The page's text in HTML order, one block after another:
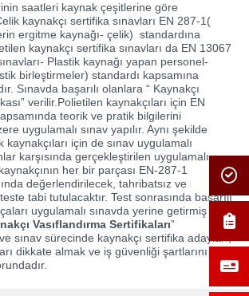
saatleri kaynak çeşitlerine göre
kaynakçı sertifika sınavları EN 287-1(
ergitme kaynağı- çelik) standardına
kaynakçı sertifika sınavları da EN 13067
Plastik kaynağı yapan personel-
birleştirmeler) standardı kapsamına
Sınavda başarılı olanlara “ Kaynakçı
verilir.Polietilen kaynakçıları için EN
teorik ve pratik bilgilerini
uygulamalı sınav yapılır. Aynı şekilde
için de sınav uygulamalı
karşısında gerçekleştirilen uygulamalı
her bir parçası EN-287-1
değerlendirilecek, tahribatsız ve
tabi tutulacaktır. Test sonrasında başarılı
uygulamalı sınavda yerine getirmiş
Vasıflandırma Sertifikaları”
sınav sürecinde kaynakçı sertifika adayları,
dikkate almak ve iş güvenliği şartlarını